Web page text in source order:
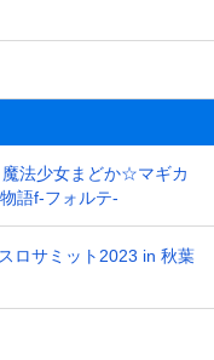
魔法少女まどか☆マギカ
語f-フォルテ-
ロサミット2023 in 秋葉